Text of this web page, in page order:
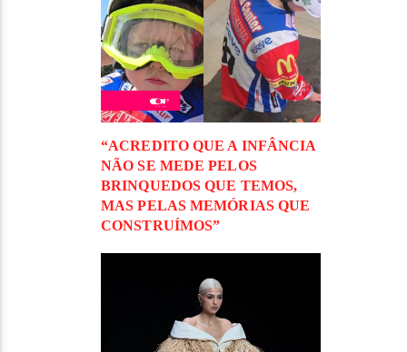
“ACREDITO QUE A INFÂNCIA
NÃO SE MEDE PELOS
BRINQUEDOS QUE TEMOS,
MAS PELAS MEMÓRIAS QUE
CONSTRUÍMOS”